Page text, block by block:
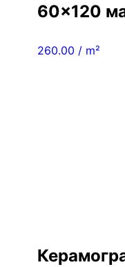
60×120
260.00 / m²